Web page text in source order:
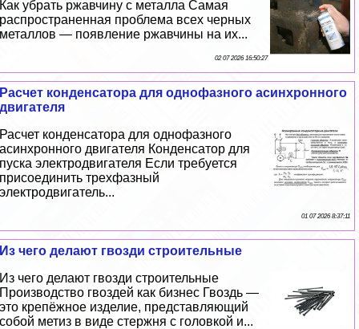
Как убрать ржавчину с металла Самая
распространенная проблема всех черных
металлов — появление ржавчины на их...
02 07 2026 16:50:27
Расчет конденсатора для однофазного асинхронного
двигателя
Расчет конденсатора для однофазного
асинхронного двигателя Конденсатор для
пуска электродвигателя Если требуется
присоединить трехфазный
электродвигатель...
01 07 2026 8:37:11
Из чего делают гвозди строительные
Из чего делают гвозди строительные
Производство гвоздей как бизнес Гвоздь —
это крепёжное изделие, представляющий
собой метиз в виде стержня с головкой и...